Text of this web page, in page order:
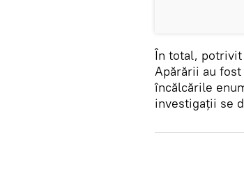
În total, potrivit
Apărării au
încălcările
investigații se